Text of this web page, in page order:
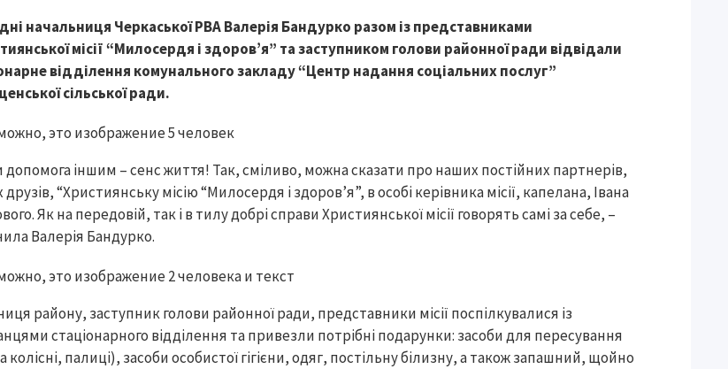
начальниця Черкаської РВА Валерія Бандурко разом із представниками
місії “Милосердя і здоров’я” та заступником голови районної ради відвідали
відділення комунального закладу “Центр надання соціальних послуг”
сільської ради.
допомога іншим – сенс життя! Так, сміливо, можна сказати про наших постійних партнерів,
друзів, “Християнську місію “Милосердя і здоров’я”, в особі керівника місії, капелана, Івана
Як на передовій, так і в тилу добрі справи Християнської місії говорять самі за себе, –
Валерія Бандурко.
району, заступник голови районної ради, представники місії поспілкувалися із
стаціонарного відділення та привезли потрібні подарунки: засоби для пересування
колісні, палиці), засоби особистої гігієни, одяг, постільну білизну, а також запашний, щойно